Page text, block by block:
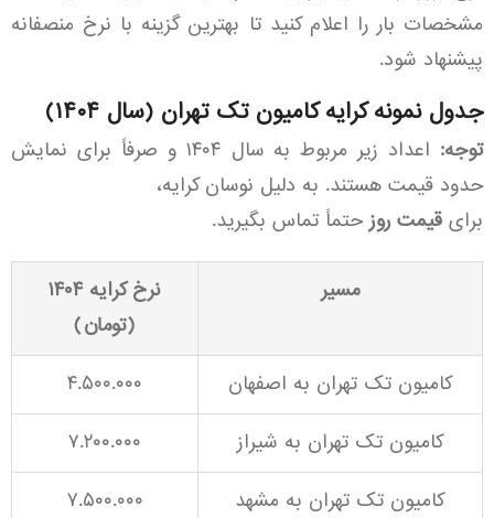
مشخصات بار را اعلام کنید تا بهترین گزینه با نرخ منصفانه
پیشنهاد شود.
جدول نمونه کرایه کامیون تک تهران (سال ۱۴۰۴)
توجه:
اعداد زیر مربوط به سال ۱۴۰۴ و صرفاً برای نمایش
حدود قیمت هستند. به دلیل نوسان کرایه،
برای قیمت روز حتماً تماس بگیرید.
مسیر
نرخ کرایه ۱۴۰۴
(تومان)
کامیون تک تهران به اصفهان
۴.۵۰۰.۰۰۰
کامیون تک تهران به شیراز
۷.۲۰۰.۰۰۰
کامیون تک تهران به مشهد
۷.۵۰۰.۰۰۰